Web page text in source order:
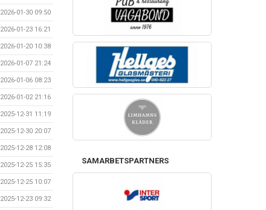
2026-01-30 09:50
2026-01-23 16:21
2026-01-20 10:38
2026-01-07 21:24
2026-01-06 08:23
2026-01-02 21:16
2025-12-31 11:19
2025-12-30 20:07
2025-12-28 12:08
2025-12-25 15:35
2025-12-25 10:07
2025-12-23 09:32
SAMARBETSPARTNERS